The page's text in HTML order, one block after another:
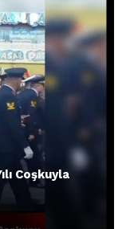
Coşkuyla